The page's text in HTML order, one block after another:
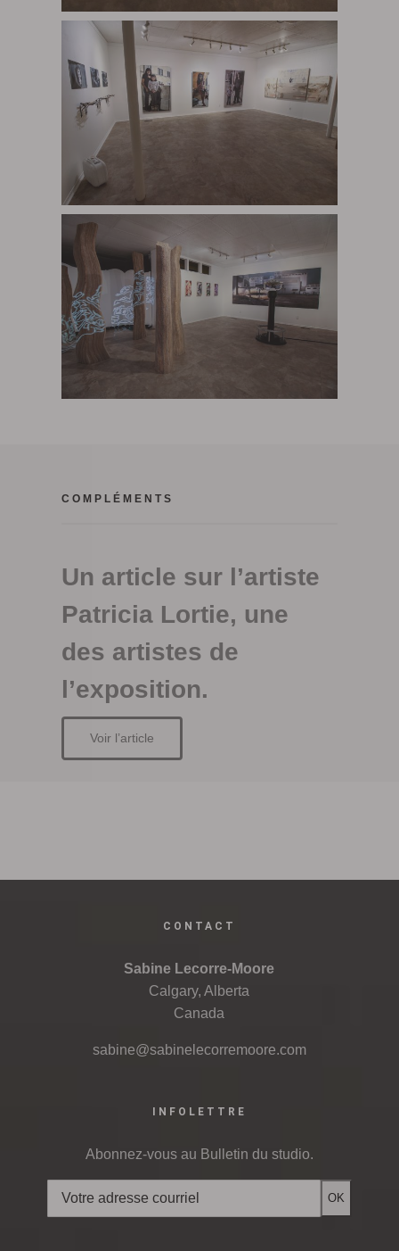
COMPLÉMENTS
Un article sur l’artiste
Patricia Lortie, une
des artistes de
l’exposition.
Voir l’article
CONTACT
Sabine Lecorre-Moore
Calgary, Alberta
Canada
sabine@sabinelecorremoore.com
INFOLETTRE
Abonnez-vous au Bulletin du studio.